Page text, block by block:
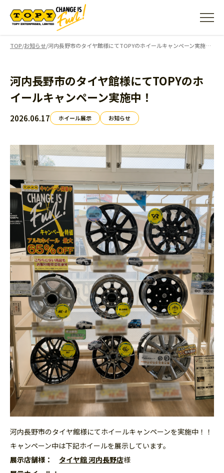
TOP/お知らせ/ 河内長野市のタイヤ館様にてTOPYのホイールキャンペーン実施中！
河内長野市のタイヤ館様にてTOPYのホ
イールキャンペーン実施中！
2026.06.17 ホイール展示 お知らせ
河内長野市のタイヤ館様にてホイールキャンペーンを実施中！！
キャンペーン中は下記ホイールを展示しています。
展示店舗様： タイヤ館 河内長野店様